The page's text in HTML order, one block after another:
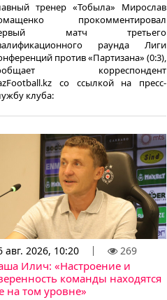
тренер «Тобыла» Мирослав
прокомментировал
матч третьего
раунда Лиги
против «Партизана» (0:3),
корреспондент
со ссылкой на пресс-
клуба:
авг. 2026, 10:20 269
Илич: «Настроение и
команды находятся
на том уровне»